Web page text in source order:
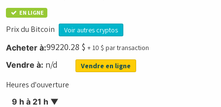
EN LIGNE
Prix du Bitcoin Voir autres cryptos
Acheter à:99220.28 $ + 10 $ par transaction
Vendre à: n/d Vendre en ligne
Heures d'ouverture
9 h à 21 h ▼